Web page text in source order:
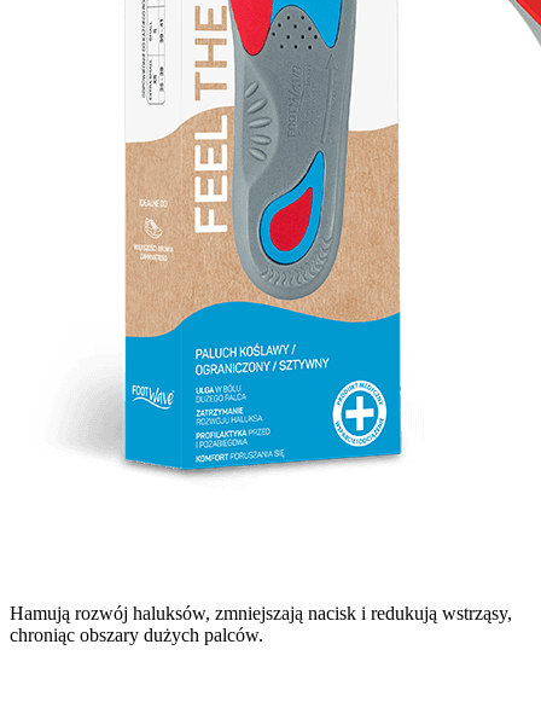
Hamują rozwój haluksów, zmniejszają nacisk i redukują wstrząsy,
chroniąc obszary dużych palców.